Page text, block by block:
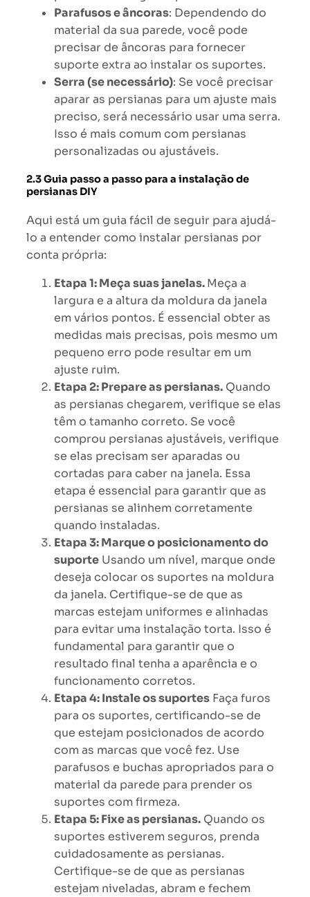
Parafusos e âncoras: Dependendo do
material da sua parede, você pode
precisar de âncoras para fornecer
suporte extra ao instalar os suportes.
Serra (se necessário): Se você precisar
aparar as persianas para um ajuste mais
preciso, será necessário usar uma serra.
Isso é mais comum com persianas
personalizadas ou ajustáveis.
2.3 Guia passo a passo para a instalação de
persianas DIY
Aqui está um guia fácil de seguir para ajudá-
lo a entender como instalar persianas por
conta própria:
Etapa 1: Meça suas janelas.Meça a
largura e a altura da moldura da janela
em vários pontos. É essencial obter as
medidas mais precisas, pois mesmo um
pequeno erro pode resultar em um
ajuste ruim.
Etapa 2: Prepare as persianas. Quando
as persianas chegarem, verifique se elas
têm o tamanho correto. Se você
comprou persianas ajustáveis, verifique
se elas precisam ser aparadas ou
cortadas para caber na janela. Essa
etapa é essencial para garantir que as
persianas se alinhem corretamente
quando instaladas.
Etapa 3: Marque o posicionamento do
suporte Usando um nível, marque onde
deseja colocar os suportes na moldura
da janela. Certifique-se de que as
marcas estejam uniformes e alinhadas
para evitar uma instalação torta. Isso é
fundamental para garantir que o
resultado final tenha a aparência e o
funcionamento corretos.
Etapa 4: Instale os suportes Faça furos
para os suportes, certificando-se de
que estejam posicionados de acordo
com as marcas que você fez. Use
parafusos e buchas apropriados para o
material da parede para prender os
suportes com firmeza.
Etapa 5: Fixe as persianas. Quando os
suportes estiverem seguros, prenda
cuidadosamente as persianas.
Certifique-se de que as persianas
estejam niveladas, abram e fechem